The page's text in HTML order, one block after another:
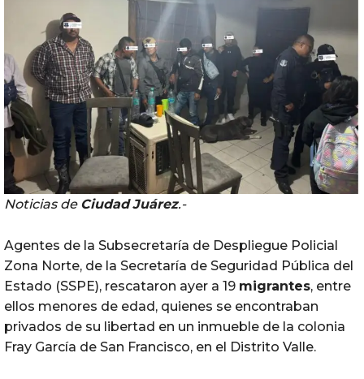
Noticias de Ciudad Juárez.-
Agentes de la Subsecretaría de Despliegue Policial
Zona Norte, de la Secretaría de Seguridad Pública del
Estado (SSPE), rescataron ayer a 19 migrantes, entre
ellos menores de edad, quienes se encontraban
privados de su libertad en un inmueble de la colonia
Fray García de San Francisco, en el Distrito Valle.